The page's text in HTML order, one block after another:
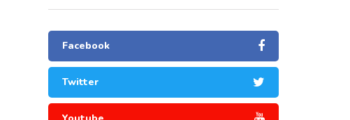
Facebook
Twitter